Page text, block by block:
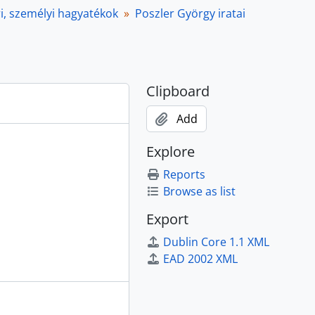
1952-1989
iratgyűjtemények, 1895-2013
személyi hagyatékok
Poszler György iratai
Clipboard
Add
Explore
Reports
Browse as list
Export
Dublin Core 1.1 XML
EAD 2002 XML